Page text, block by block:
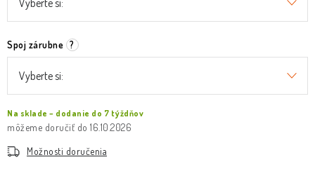
Spoj zárubne ?
Na sklade – dodanie do 7 týždňov
16.10.2026
Možnosti doručenia